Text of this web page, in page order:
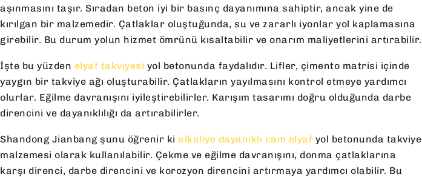
aşınmasını taşır. Sıradan beton iyi bir basınç dayanımına sahiptir, ancak yine de
kırılgan bir malzemedir. Çatlaklar oluştuğunda, su ve zararlı iyonlar yol kaplamasına
girebilir. Bu durum yolun hizmet ömrünü kısaltabilir ve onarım maliyetlerini artırabilir.
İşte bu yüzden elyaf takviyesi yol betonunda faydalıdır. Lifler, çimento matrisi içinde
yaygın bir takviye ağı oluşturabilir. Çatlakların yayılmasını kontrol etmeye yardımcı
olurlar. Eğilme davranışını iyileştirebilirler. Karışım tasarımı doğru olduğunda darbe
direncini ve dayanıklılığı da artırabilirler.
Shandong Jianbang şunu öğrenir ki alkaliye dayanıklı cam elyaf yol betonunda takviye
malzemesi olarak kullanılabilir. Çekme ve eğilme davranışını, donma çatlaklarına
karşı direnci, darbe direncini ve korozyon direncini artırmaya yardımcı olabilir. Bu